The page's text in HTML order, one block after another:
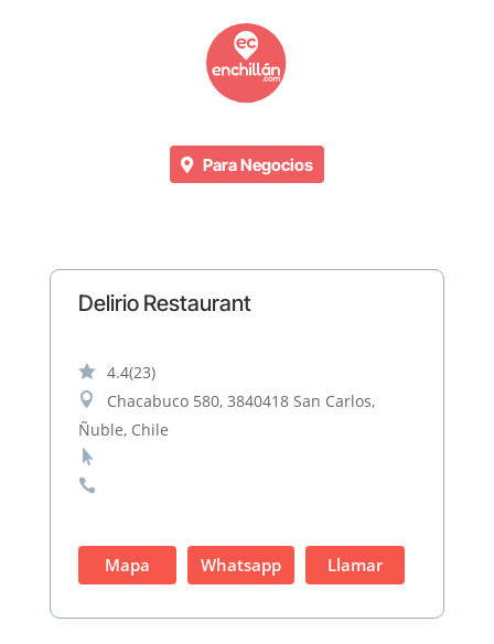
Para Negocios
Delirio Restaurant
 4.4(23)

Chacabuco 580, 3840418 San Carlos,
Ñuble, Chile


Mapa Whatsapp Llamar